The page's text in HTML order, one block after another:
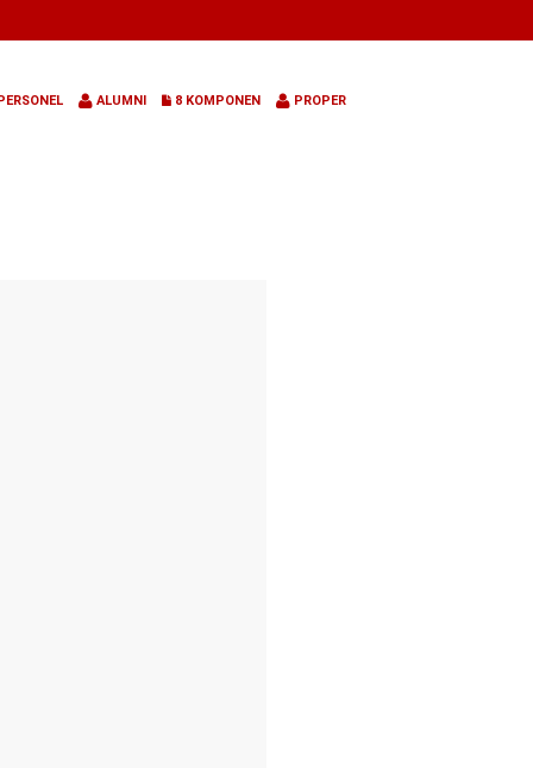
ALUMNI 8 KOMPONEN PROPER